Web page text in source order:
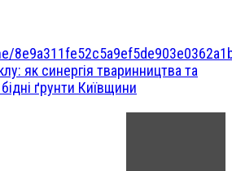
як синергія тваринництва та
ґрунти Київщини